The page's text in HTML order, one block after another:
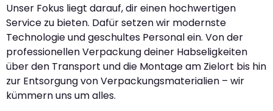
Unser Fokus liegt darauf, dir einen hochwertigen
Service zu bieten. Dafür setzen wir modernste
Technologie und geschultes Personal ein. Von der
professionellen Verpackung deiner Habseligkeiten
über den Transport und die Montage am Zielort bis hin
zur Entsorgung von Verpackungsmaterialien – wir
kümmern uns um alles.